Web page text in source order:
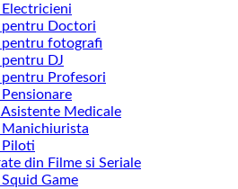
pentru Doctori
pentru fotografi
DJ
Profesori
Medicale
Piloti
din Filme si Seriale
Game